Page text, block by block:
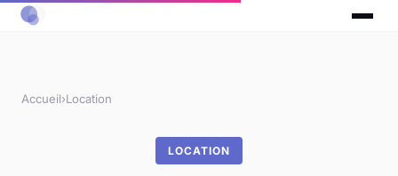
Accueil›Location
LOCATION